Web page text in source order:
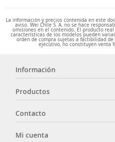
La información y precios contenida en este
aviso. Wei Chile S. A. no se hace
omisiones en el contenido. El producto
características de los modelos pueden
orden de compra sujetas a factibilidad
ejecutivo, no constituyen venta
Información
Productos
Contacto
Mi cuenta